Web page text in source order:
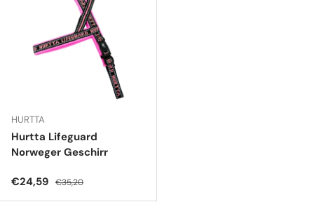
HURTTA
Hurtta Lifeguard
Norweger Geschirr
Verkaufspreis
€24,59 Normaler Preis
€35,20